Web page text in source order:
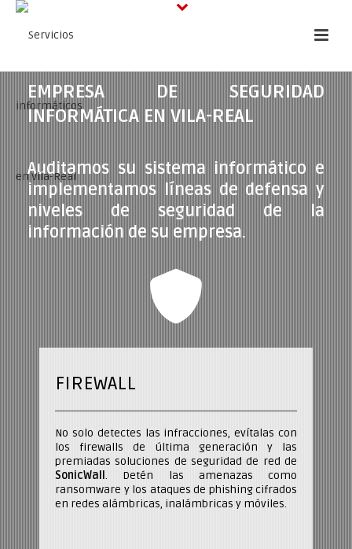
EMPRESA DE SEGURIDAD
INFORMÁTICA EN VILA-REAL
Auditamos su sistema informático e
implementamos líneas de defensa y
niveles de seguridad de la
información de su empresa.
FIREWALL
No solo detectes las infracciones, evítalas con
los firewalls de última generación y las
premiadas soluciones de seguridad de red de
SonicWall . Detén las amenazas como
ransomware y los ataques de phishing cifrados
en redes alámbricas, inalámbricas y móviles.